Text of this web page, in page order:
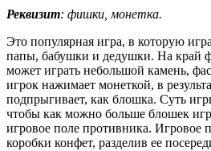
Реквизит: фишки, монетка.
Это популярная игра, в которую
папы, бабушки и дедушки. На край
может играть небольшой камень,
игрок нажимает монеткой, в
подпрыгивает, как блошка. Суть
чтобы как можно больше блошек
игровое поле противника. Игровое
коробки конфет, разделив ее